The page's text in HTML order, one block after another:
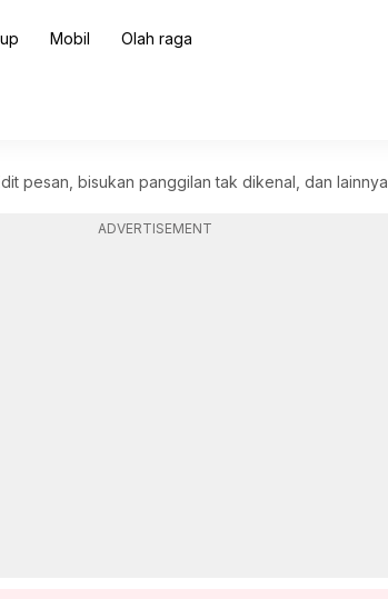
Mobil Olah raga
pesan, bisukan panggilan tak dikenal, dan lainnya
ADVERTISEMENT